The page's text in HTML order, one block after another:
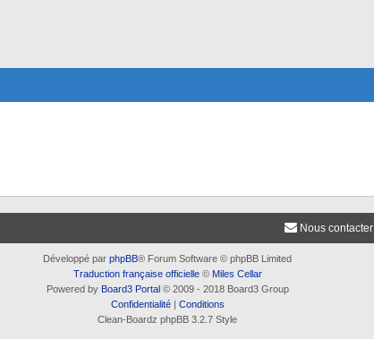
Nous contacter
Développé par phpBB® Forum Software © phpBB Limited
Traduction française officielle© Miles Cellar
Powered by Board3 Portal© 2009 - 2018 Board3 Group
Confidentialité| Conditions
Clean-Boardz phpBB 3.2.7 Style